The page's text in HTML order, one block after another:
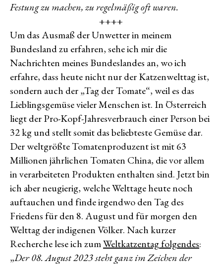
Festung zu machen, zu regelmäßig oft waren.
++++
Um das Ausmaß der Unwetter in meinem
Bundesland zu erfahren, sehe ich mir die
Nachrichten meines Bundeslandes an, wo ich
erfahre, dass heute nicht nur der Katzenwelttag ist,
sondern auch der „Tag der Tomate“, weil es das
Lieblingsgemüse vieler Menschen ist. In Österreich
liegt der Pro-Kopf-Jahresverbrauch einer Person bei
32 kg und stellt somit das beliebteste Gemüse dar.
Der weltgrößte Tomatenproduzent ist mit 63
Millionen jährlichen Tomaten China, die vor allem
in verarbeiteten Produkten enthalten sind. Jetzt bin
ich aber neugierig, welche Welttage heute noch
auftauchen und finde irgendwo den Tag des
Friedens für den 8. August und für morgen den
Welttag der indigenen Völker. Nach kurzer
Recherche lese ich zumWeltkatzentag folgendes:
„Der 08. August 2023 steht ganz im Zeichen der